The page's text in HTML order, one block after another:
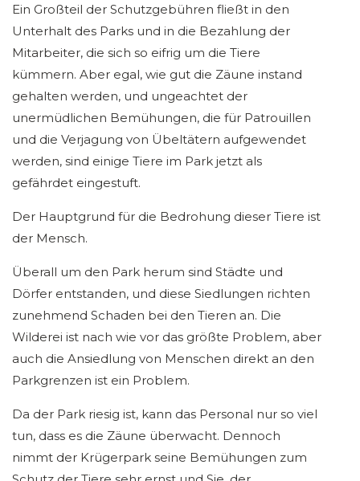
Ein Großteil der Schutzgebühren fließt in den
Unterhalt des Parks und in die Bezahlung der
Mitarbeiter, die sich so eifrig um die Tiere
kümmern. Aber egal, wie gut die Zäune instand
gehalten werden, und ungeachtet der
unermüdlichen Bemühungen, die für Patrouillen
und die Verjagung von Übeltätern aufgewendet
werden, sind einige Tiere im Park jetzt als
gefährdet eingestuft.
Der Hauptgrund für die Bedrohung dieser Tiere ist
der Mensch.
Überall um den Park herum sind Städte und
Dörfer entstanden, und diese Siedlungen richten
zunehmend Schaden bei den Tieren an. Die
Wilderei ist nach wie vor das größte Problem, aber
auch die Ansiedlung von Menschen direkt an den
Parkgrenzen ist ein Problem.
Da der Park riesig ist, kann das Personal nur so viel
tun, dass es die Zäune überwacht. Dennoch
nimmt der Krügerpark seine Bemühungen zum